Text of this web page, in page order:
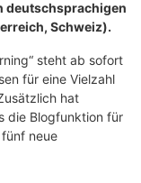
deutschsprachigen
Schweiz).
steht ab sofort
für eine Vielzahl
hat
die Blogfunktion für
neue